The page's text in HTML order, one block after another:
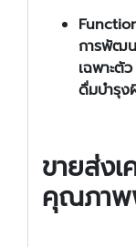
การพัฒ
เฉพาะตั
ดื่มบำรุง
ขายส่ง
คุณภาพ